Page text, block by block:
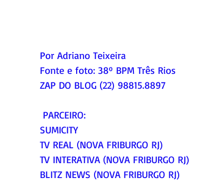
Por Adriano Teixeira
Fonte e foto: 38º BPM Três Rios
ZAP DO BLOG (22) 98815.8897
PARCEIRO:
SUMICITY
TV REAL (NOVA FRIBURGO RJ)
TV INTERATIVA (NOVA FRIBURGO RJ)
BLITZ NEWS (NOVA FRIBURGO RJ)